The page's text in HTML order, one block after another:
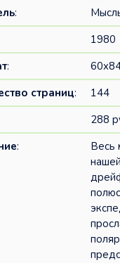
:
1980
:
страниц:
144
288
:
Весь